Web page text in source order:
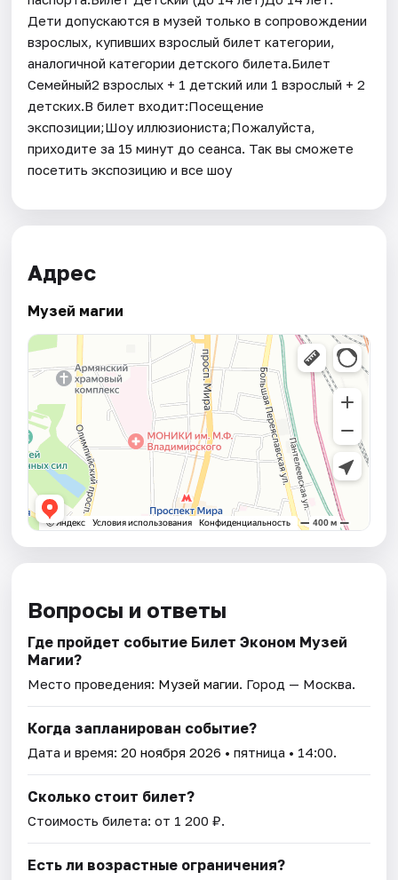
Дети допускаются в музей только в сопровождении
взрослых, купивших взрослый билет категории,
аналогичной категории детского билета.Билет
Семейный2 взрослых + 1 детский или 1 взрослый + 2
детских.В билет входит:Посещение
экспозиции;Шоу иллюзиониста;Пожалуйста,
приходите за 15 минут до сеанса. Так вы сможете
посетить экспозицию и все шоу
Адрес
Музей магии
Вопросы и ответы
Где пройдет событие Билет Эконом Музей
Магии?
Место проведения: Музей магии. Город — Москва.
Когда запланирован событие?
Дата и время:20 ноября 2026 • пятница • 14:00.
Сколько стоит билет?
Стоимость билета: от 1 200 ₽.
Есть ли возрастные ограничения?